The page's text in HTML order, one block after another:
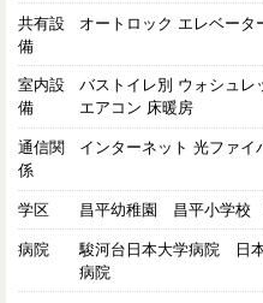
共有設
備
オートロック エレベータ
室内設
備
バストイレ別 ウォシュレ
エアコン 床暖房
通信関
係
インターネット 光ファイ
学区 昌平幼稚園 昌平小学校
病院
駿河台日本大学病院 日
病院